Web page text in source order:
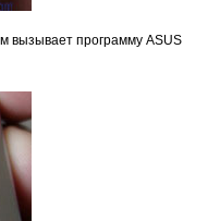
вызывает программу ASUS